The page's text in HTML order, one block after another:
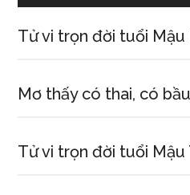
Tử vi trọn đời tuổi
Mơ thấy có thai, có
Tử vi trọn đời tuổi Mậu